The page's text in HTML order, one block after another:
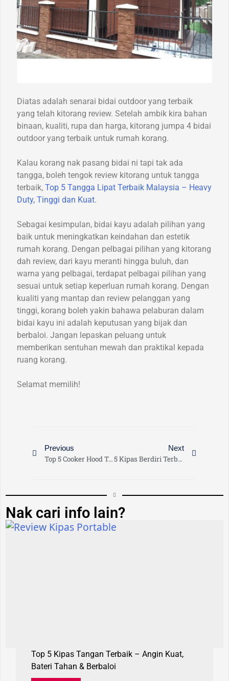
Diatas adalah senarai bidai outdoor yang terbaik
yang telah kitorang review. Setelah ambik kira bahan
binaan, kualiti, rupa dan harga, kitorang jumpa 4 bidai
outdoor yang terbaik untuk rumah korang.
Kalau korang nak pasang bidai ni tapi tak ada
tangga, boleh tengok review kitorang untuk tangga
terbaik,Top 5 Tangga Lipat Terbaik Malaysia – Heavy
Duty, Tinggi dan Kuat.
Sebagai kesimpulan, bidai kayu adalah pilihan yang
baik untuk meningkatkan keindahan dan estetik
rumah korang. Dengan pelbagai pilihan yang kitorang
dah review, dari kayu meranti hingga buluh, dan
warna yang pelbagai, terdapat pelbagai pilihan yang
sesuai untuk setiap keperluan rumah korang. Dengan
kualiti yang mantap dan review pelanggan yang
tinggi, korang boleh yakin bahawa pelaburan dalam
bidai kayu ini adalah keputusan yang bijak dan
berbaloi. Jangan lepaskan peluang untuk
memberikan sentuhan mewah dan praktikal kepada
ruang korang.
Selamat memilih!
Previous
Top 5 Cooker Hood Terbaik Di Malaysia – Sedutan Kuat dan Cantik
Next
5 Kipas Berdiri Terbaik Malaysia – Angin Kuat, Berjenama, Berkualiti
Nak cari info lain?
Top 5 Kipas Tangan Terbaik – Angin Kuat,
Bateri Tahan & Berbaloi